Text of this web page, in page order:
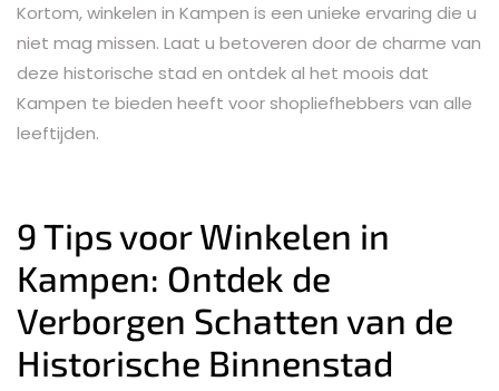
Kortom, winkelen in Kampen is een unieke ervaring die u
niet mag missen. Laat u betoveren door de charme van
deze historische stad en ontdek al het moois dat
Kampen te bieden heeft voor shopliefhebbers van alle
leeftijden.
9 Tips voor Winkelen in
Kampen: Ontdek de
Verborgen Schatten van de
Historische Binnenstad